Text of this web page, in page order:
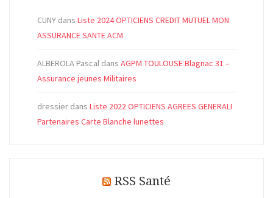
CUNY dans Liste 2024 OPTICIENS CREDIT MUTUEL MON
ASSURANCE SANTE ACM
ALBEROLA Pascal dans AGPM TOULOUSE Blagnac 31 –
Assurance jeunes Militaires
dressier dans Liste 2022 OPTICIENS AGREES GENERALI
Partenaires Carte Blanche lunettes
RSS Santé